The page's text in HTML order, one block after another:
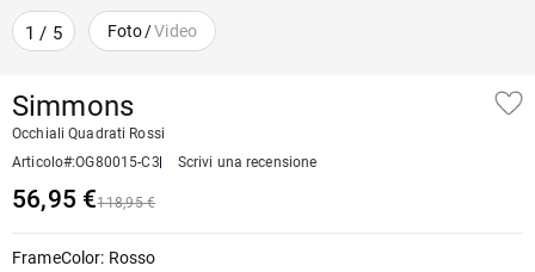
1 / 5 Foto/Video
Simmons
Occhiali Quadrati Rossi
Articolo#:OG80015-C3 Scrivi una recensione
56,95 €118,95 €
FrameColor: Rosso